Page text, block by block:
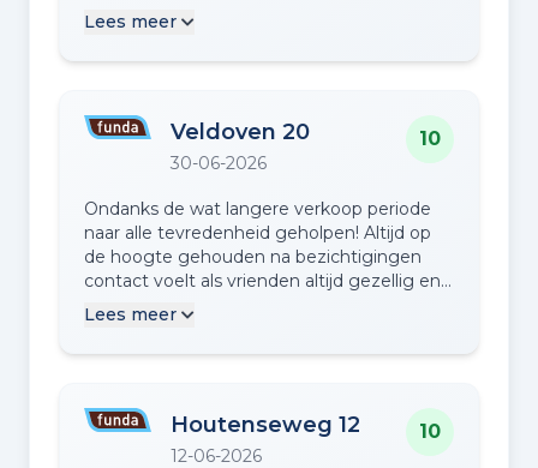
appartement te verkopen maar door goed
onderhandelingen uit eindelijk tot een goed
Lees meer
Veldoven 20
30-06-2026
10
Ondanks de wat langere verkoop periode
naar alle tevredenheid geholpen! Altijd op
de hoogte gehouden na bezichtigingen
contact voelt als vrienden altijd gezellig en
fijn!
Lees meer
Houtenseweg 12
12-06-2026
10